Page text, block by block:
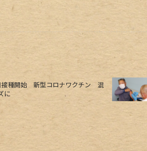
接種開始 新型コロナワクチン 混
に